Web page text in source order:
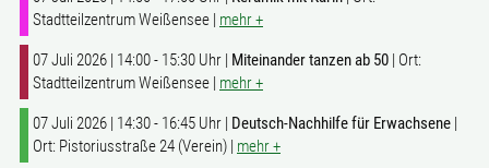
Stadtteilzentrum Weißensee | mehr +
07 Juli 2026 | 14:00 - 15:30 Uhr | Miteinander tanzen ab 50 | Ort:
Stadtteilzentrum Weißensee | mehr +
07 Juli 2026 | 14:30 - 16:45 Uhr | Deutsch-Nachhilfe für Erwachsene |
Ort: Pistoriusstraße 24 (Verein) | mehr +